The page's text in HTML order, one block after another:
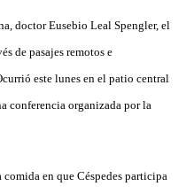
doctor Eusebio Leal Spengler, el
de pasajes remotos e
este lunes en el patio central
conferencia organizada por la
en que Céspedes participa